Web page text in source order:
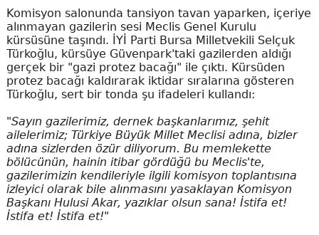
Komisyon salonunda tansiyon tavan yaparken, içeriye
alınmayan gazilerin sesi Meclis Genel Kurulu
kürsüsüne taşındı. İYİ Parti Bursa Milletvekili Selçuk
Türkoğlu, kürsüye Güvenpark'taki gazilerden aldığı
gerçek bir "gazi protez bacağı" ile çıktı. Kürsüden
protez bacağı kaldırarak iktidar sıralarına gösteren
Türkoğlu, sert bir tonda şu ifadeleri kullandı:
"Sayın gazilerimiz, dernek başkanlarımız, şehit
ailelerimiz; Türkiye Büyük Millet Meclisi adına, bizler
adına sizlerden özür diliyorum. Bu memlekette
bölücünün, hainin itibar gördüğü bu Meclis'te,
gazilerimizin kendileriyle ilgili komisyon toplantısına
izleyici olarak bile alınmasını yasaklayan Komisyon
Başkanı Hulusi Akar, yazıklar olsun sana! İstifa et!
İstifa et! İstifa et!"